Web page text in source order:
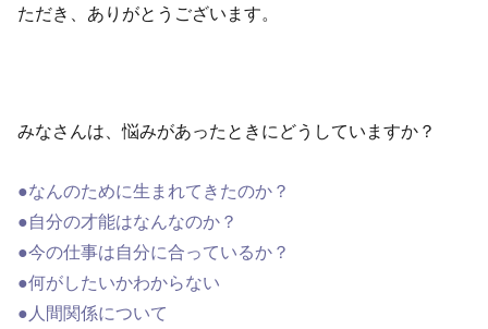
ただき、ありがとうございます。
みなさんは、悩みがあったときにどうしていますか？
●なんのために生まれてきたのか？
●自分の才能はなんなのか？
●今の仕事は自分に合っているか？
●何がしたいかわからない
●人間関係について